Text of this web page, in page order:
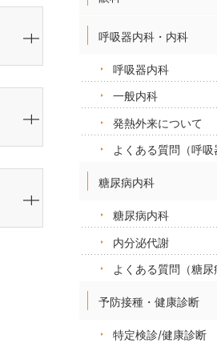
呼吸器内科・内科
呼吸器内科
一般内科
発熱外来について
よくある質問（呼吸
糖尿病内科
糖尿病内科
内分泌代謝
よくある質問（糖尿
予防接種・健康診断
特定検診/健康診断